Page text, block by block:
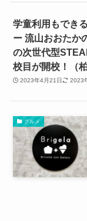
学童利用もでき
ー 流山おおたか
の次世代型
校目が開校！（
2023年4月21日 2023
グルメ